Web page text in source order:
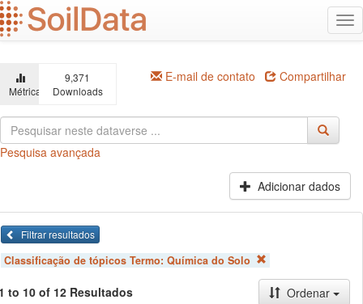
Ir
para
o
principal
Métricas
9,371
Downloads
E-mail de contato Compartilhar
Pesquisa avançada
Adicionar dados
Filtrar resultados
Classificação de tópicos Termo: Química do Solo
to 10 of 12 Resultados
Ordenar